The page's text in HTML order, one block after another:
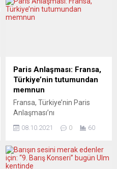
500 milyon avro hacminde
ek kaynak açıkladı.
yangınlarında evlerini ve
mülklerini kaybedenlere
destek amaçlı 500 milyon
ayrıldığını açıkladı. “Yangınla
mücadelede gösterilen
başarısızlıktan dolayı özür
Paris Anlaşması: Fransa,
Türkiye’nin tutumundan
memnun
Fransa, Türkiye’nin Paris
Anlaşması’nı
olduğunu bildirdi. Fransa
Agnes von der Mühll, yaptığı
açıklamada, TBMM Genel
08.10.2021 0 60